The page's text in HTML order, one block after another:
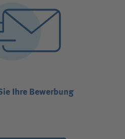
Ihre Bewerbung